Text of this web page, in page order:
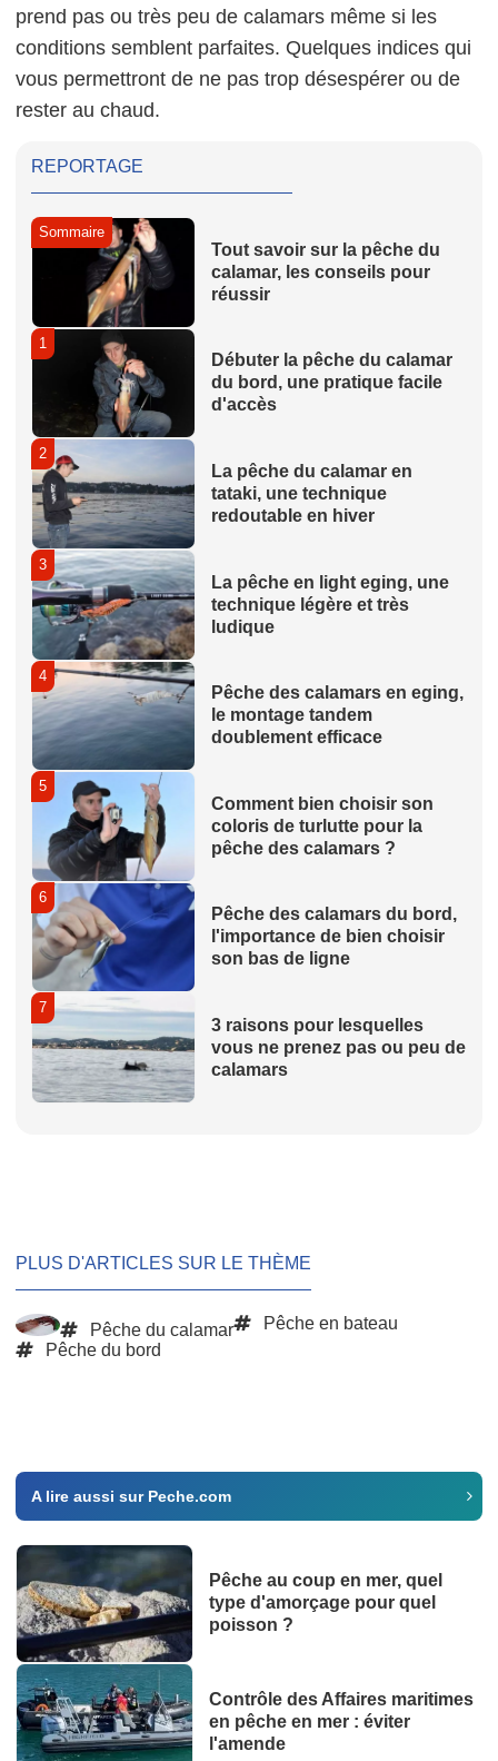
prend pas ou très peu de calamars même si les
conditions semblent parfaites. Quelques indices qui
vous permettront de ne pas trop désespérer ou de
rester au chaud.
REPORTAGE
Sommaire
Tout savoir sur la pêche du
calamar, les conseils pour
réussir
1
Débuter la pêche du calamar
du bord, une pratique facile
d'accès
2
La pêche du calamar en
tataki, une technique
redoutable en hiver
3
La pêche en light eging, une
technique légère et très
ludique
4
Pêche des calamars en eging,
le montage tandem
doublement efficace
5
Comment bien choisir son
coloris de turlutte pour la
pêche des calamars ?
6
Pêche des calamars du bord,
l'importance de bien choisir
son bas de ligne
7
3 raisons pour lesquelles
vous ne prenez pas ou peu de
calamars
PLUS D'ARTICLES SUR LE THÈME
Pêche du calamar
Pêche en bateau
Pêche du bord
A lire aussi sur Peche.com
Pêche au coup en mer, quel
type d'amorçage pour quel
poisson ?
Contrôle des Affaires maritimes
en pêche en mer : éviter
l'amende